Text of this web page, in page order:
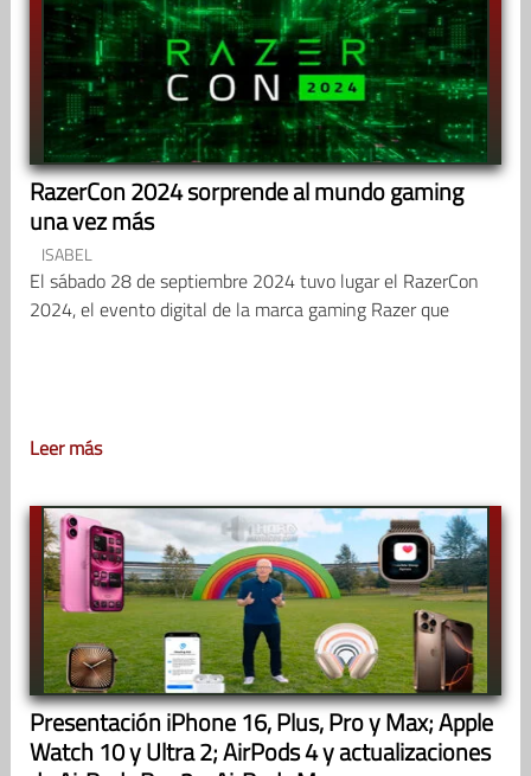
RazerCon 2024 sorprende al mundo gaming
una vez más
ISABEL
El sábado 28 de septiembre 2024 tuvo lugar el RazerCon
2024, el evento digital de la marca gaming Razer que
Leer más
Presentación iPhone 16, Plus, Pro y Max; Apple
Watch 10 y Ultra 2; AirPods 4 y actualizaciones